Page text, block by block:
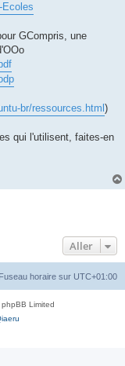
Ecoles
GCompris, une
br/ressources.html )
qui l'utilisent, faites-en
Aller
Fuseau horaire sur UTC+01:00
Limited